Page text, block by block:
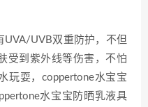
UVA/UVB双重防护，不但
受到紫外线等伤害，不怕
玩耍，coppertone水宝宝
水宝宝防晒乳液具